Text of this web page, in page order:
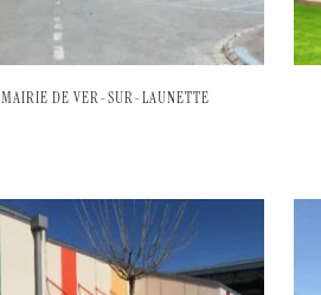
MAIRIE DE VER-SUR-LAUNETTE